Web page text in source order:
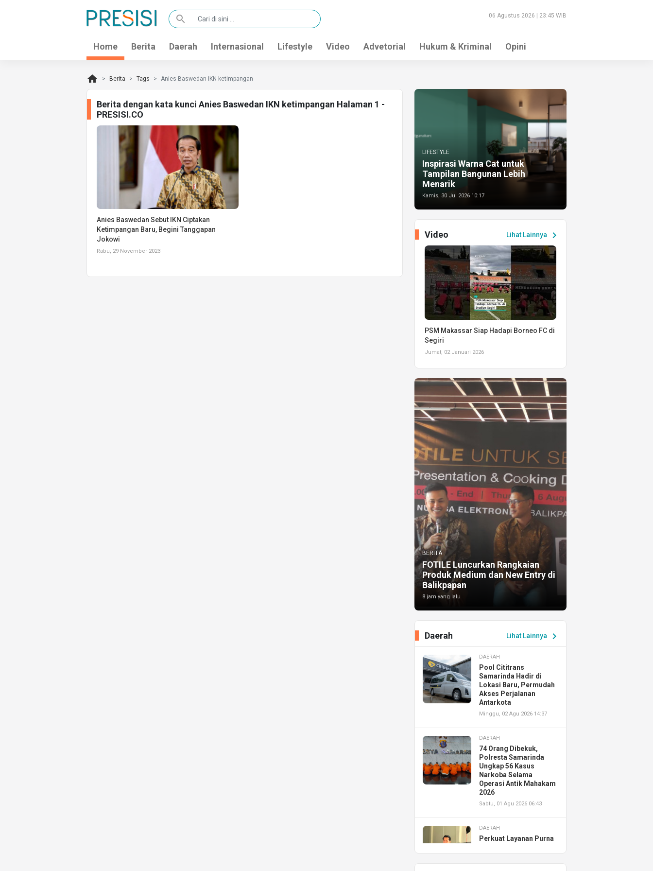
search 06 Agustus 2026 | 23:45 WIB
Home Berita Daerah Internasional Lifestyle Video Advetorial Hukum & Kriminal Opini
home Berita Tags Anies Baswedan IKN ketimpangan
Berita dengan kata kunci Anies Baswedan IKN ketimpangan Halaman 1 -
PRESISI.CO
Anies Baswedan Sebut IKN Ciptakan
Ketimpangan Baru, Begini Tanggapan
Jokowi
Rabu, 29 November 2023
LIFESTYLE
Inspirasi Warna Cat untuk
Tampilan Bangunan Lebih
Menarik
Kamis, 30 Jul 2026 10:17
Lihat Lainnya chevron_right
Video
PSM Makassar Siap Hadapi Borneo FC di
Segiri
Jumat, 02 Januari 2026
BERITA
FOTILE Luncurkan Rangkaian
Produk Medium dan New Entry di
Balikpapan
8 jam yang lalu
Lihat Lainnya chevron_right
Daerah
DAERAH
Pool Cititrans
Samarinda Hadir di
Lokasi Baru, Permudah
Akses Perjalanan
Antarkota
Minggu, 02 Agu 2026 14:37
DAERAH
74 Orang Dibekuk,
Polresta Samarinda
Ungkap 56 Kasus
Narkoba Selama
Operasi Antik Mahakam
2026
Sabtu, 01 Agu 2026 06:43
DAERAH
Perkuat Layanan Purna
Resmikan AHASS